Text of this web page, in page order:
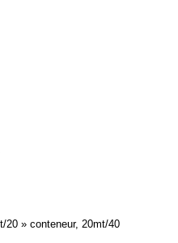
» conteneur, 20mt/40 »